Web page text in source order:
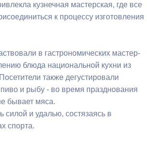
кузнечная мастерская, где все
к процессу изготовления
в гастрономических мастер-
блюда национальной кухни из
также дегустировали
пиво и рыбу - во время празднования
бывает мяса.
и удалью, состязаясь в
спорта.